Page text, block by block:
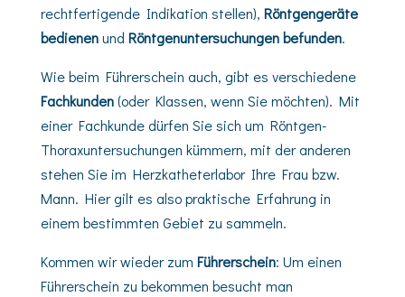
rechtfertigende Indikation stellen), Röntgengeräte
bedienenund Röntgenuntersuchungen befunden.
Wie beim Führerschein auch, gibt es verschiedene
Fachkunden(oder Klassen, wenn Sie möchten). Mit
einer Fachkunde dürfen Sie sich um Röntgen-
Thoraxuntersuchungen kümmern, mit der anderen
stehen Sie im Herzkatheterlabor Ihre Frau bzw.
Mann. Hier gilt es also praktische Erfahrung in
einem bestimmten Gebiet zu sammeln.
Kommen wir wieder zum Führerschein: Um einen
Führerschein zu bekommen besucht man